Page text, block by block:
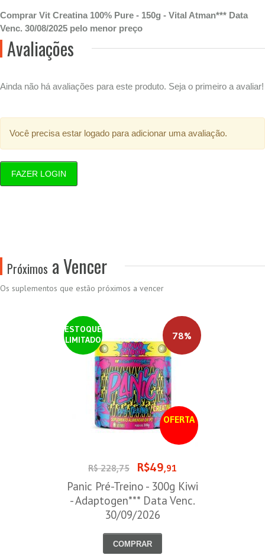
Comprar Vit Creatina 100% Pure - 150g - Vital Atman*** Data
Venc. 30/08/2025 pelo menor preço
Avaliações
Ainda não há avaliações para este produto. Seja o primeiro a avaliar!
Você precisa estar logado para adicionar uma avaliação.
FAZER LOGIN
Próximos a Vencer
Os suplementos que estão próximos a vencer
ESTOQUE
LIMITADO
OFERTA
78%
R$ 228,75 R$49,91
Panic Pré-Treino - 300g Kiwi
- Adaptogen*** Data Venc.
30/09/2026
COMPRAR